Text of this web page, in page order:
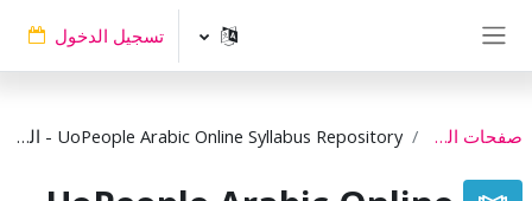
تسجيل الدخول
صفحات الموقع UoPeople Arabic Online Syllabus Repository - المناهج العربية